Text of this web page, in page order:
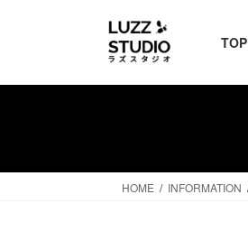
TOP
HOME INFORMATION